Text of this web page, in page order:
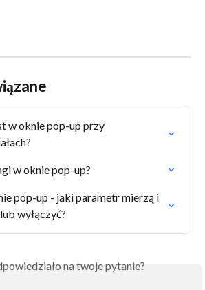
w oknie pop-up przy
w oknie pop-up?
pop-up - jaki parametr mierzą i
wyłączyć?
na twoje pytanie?